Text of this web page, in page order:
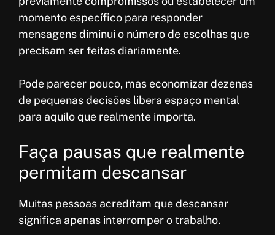
momento específico para responder
mensagens diminui o número de escolhas que
precisam ser feitas diariamente.
Pode parecer pouco, mas economizar dezenas
de pequenas decisões libera espaço mental
para aquilo que realmente importa.
Faça pausas que realmente
permitam descansar
Muitas pessoas acreditam que descansar
significa apenas interromper o trabalho.